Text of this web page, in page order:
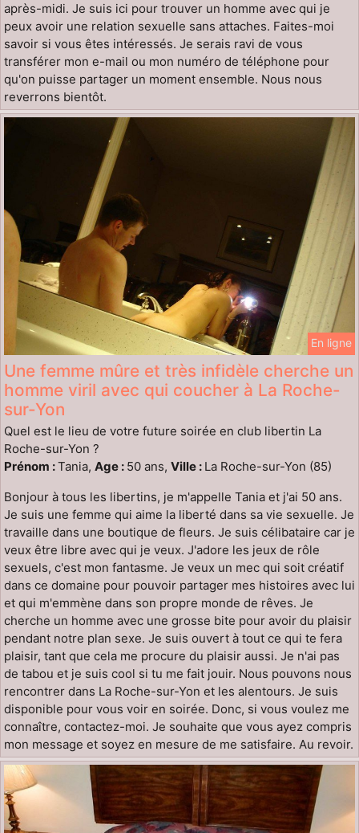
après-midi. Je suis ici pour trouver un homme avec qui je
peux avoir une relation sexuelle sans attaches. Faites-moi
savoir si vous êtes intéressés. Je serais ravi de vous
transférer mon e-mail ou mon numéro de téléphone pour
qu'on puisse partager un moment ensemble. Nous nous
reverrons bientôt.
En ligne
Une femme mûre et très infidèle cherche un
homme viril avec qui coucher à La Roche-
sur-Yon
Quel est le lieu de votre future soirée en club libertin La
Roche-sur-Yon ?
Prénom :Tania, Age : 50 ans, Ville : La Roche-sur-Yon (85)
Bonjour à tous les libertins, je m'appelle Tania et j'ai 50 ans.
Je suis une femme qui aime la liberté dans sa vie sexuelle. Je
travaille dans une boutique de fleurs. Je suis célibataire car je
veux être libre avec qui je veux. J'adore les jeux de rôle
sexuels, c'est mon fantasme. Je veux un mec qui soit créatif
dans ce domaine pour pouvoir partager mes histoires avec lui
et qui m'emmène dans son propre monde de rêves. Je
cherche un homme avec une grosse bite pour avoir du plaisir
pendant notre plan sexe. Je suis ouvert à tout ce qui te fera
plaisir, tant que cela me procure du plaisir aussi. Je n'ai pas
de tabou et je suis cool si tu me fait jouir. Nous pouvons nous
rencontrer dans La Roche-sur-Yon et les alentours. Je suis
disponible pour vous voir en soirée. Donc, si vous voulez me
connaître, contactez-moi. Je souhaite que vous ayez compris
mon message et soyez en mesure de me satisfaire. Au revoir.